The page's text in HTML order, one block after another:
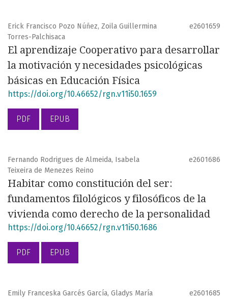
Erick Francisco Pozo Núñez, Zoila Guillermina
Torres-Palchisaca
e2601659
El aprendizaje Cooperativo para desarrollar
la motivación y necesidades psicológicas
básicas en Educación Física
https://doi.org/10.46652/rgn.v11i50.1659
PDF EPUB
Fernando Rodrigues de Almeida, Isabela
Teixeira de Menezes Reino
e2601686
Habitar como constitución del ser:
fundamentos filológicos y filosóficos de la
vivienda como derecho de la personalidad
https://doi.org/10.46652/rgn.v11i50.1686
PDF EPUB
Emily Franceska Garcés García, Gladys María
e2601685